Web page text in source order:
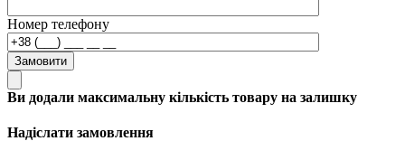
Номер телефону
Замовити
Ви додали максимальну кількість товару на залишку
Надіслати замовлення